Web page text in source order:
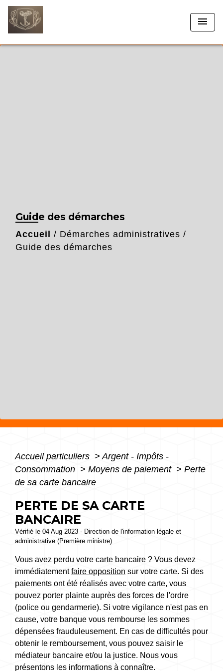
menu
Guide des démarches
Accueil / Démarches administratives /
Guide des démarches
Accueil particuliers > Argent - Impôts -
Consommation > Moyens de paiement > Perte
de sa carte bancaire
PERTE DE SA CARTE
BANCAIRE
Vérifié le 04 Aug 2023 - Direction de l'information légale et
administrative (Première ministre)
Vous avez perdu votre carte bancaire ? Vous devez
immédiatementfaire opposition sur votre carte. Si des
paiements ont été réalisés avec votre carte, vous
pouvez porter plainte auprès des forces de l'ordre
(police ou gendarmerie). Si votre vigilance n'est pas en
cause, votre banque vous rembourse les sommes
dépensées frauduleusement. En cas de difficultés pour
obtenir le remboursement, vous pouvez saisir le
médiateur bancaire et/ou la justice. Nous vous
présentons les informations à connaître.